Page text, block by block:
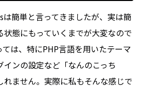
簡単と言ってきましたが、実は簡
態にもっていくまでが大変なので
は、特にPHP言語を用いたテーマ
ンの設定など「なんのこっち
れません。実際に私もそんな感じで